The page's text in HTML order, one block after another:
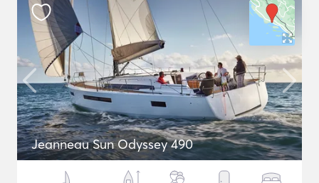
Jeanneau Sun Odyssey 490